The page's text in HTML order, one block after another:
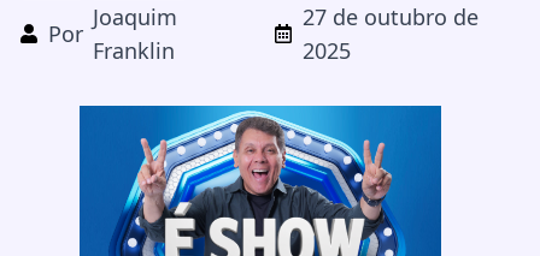
Por
Joaquim
Franklin
27 de outubro de
2025